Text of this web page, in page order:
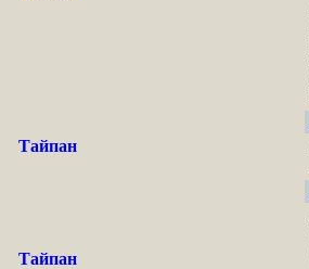
Тайпан
Тайпан